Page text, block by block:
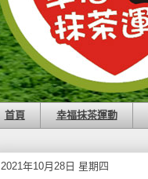
首頁 幸福抹茶運動
2021年10月28日 星期四